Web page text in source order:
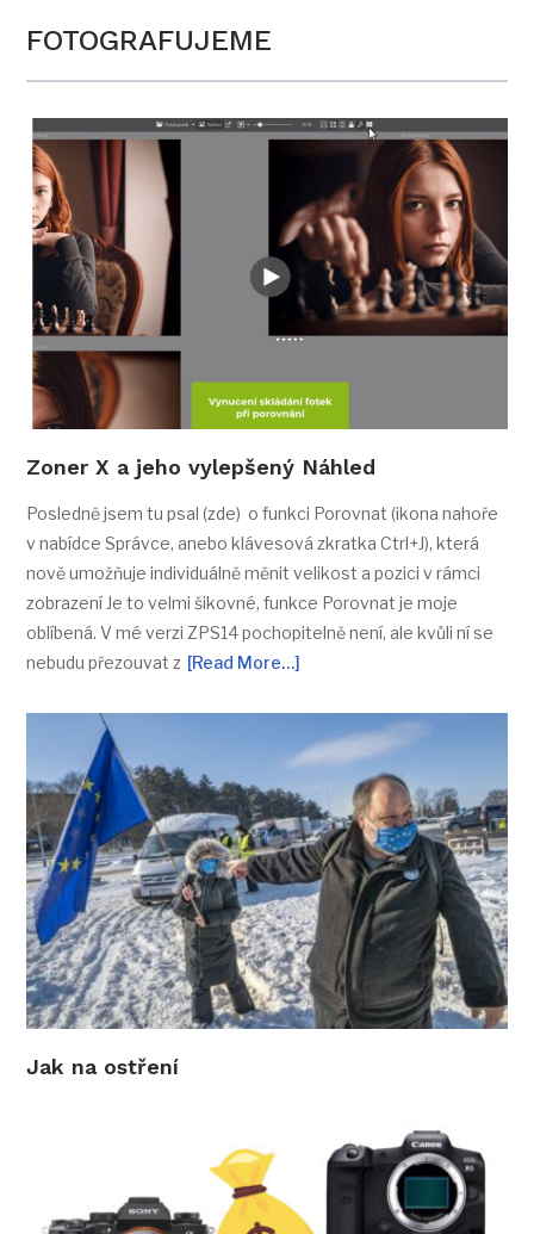
FOTOGRAFUJEME
Zoner X a jeho vylepšený Náhled
Posledně jsem tu psal (zde) o funkci Porovnat (ikona nahoře
v nabídce Správce, anebo klávesová zkratka Ctrl+J), která
nově umožňuje individuálně měnit velikost a pozici v rámci
zobrazení Je to velmi šikovné, funkce Porovnat je moje
oblíbená. V mé verzi ZPS14 pochopitelně není, ale kvůli ní se
nebudu přezouvat z [Read More…]
Jak na ostření